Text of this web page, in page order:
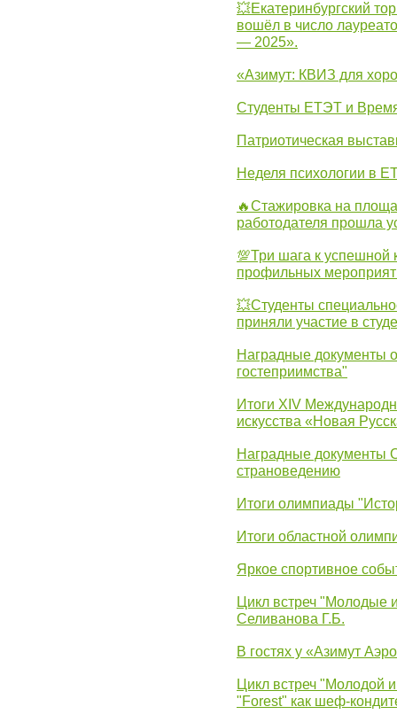
💥Екатеринбургский
вошёл в число
— 2025».
«Азимут: КВИЗ для
Студенты ЕТЭТ и
Патриотическая
Неделя психологии в
🔥Стажировка на
работодателя прошла
💯Три шага к успешной
профильных
💥Студенты
приняли участие в
Наградные документы
гостеприимства"
Итоги XIV
искусства «Новая
Наградные документы
страноведению
Итоги олимпиады
Итоги областной
Яркое спортивное
Цикл встреч "Молодые
Селиванова Г.Б.
В гостях у «Азимут
Цикл встреч "Молодой
"Forest" как шеф-